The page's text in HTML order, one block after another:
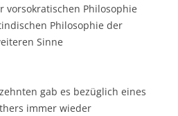
vorsokratischen Philosophie
Philosophie der
Sinne
gab es bezüglich eines
immer wieder